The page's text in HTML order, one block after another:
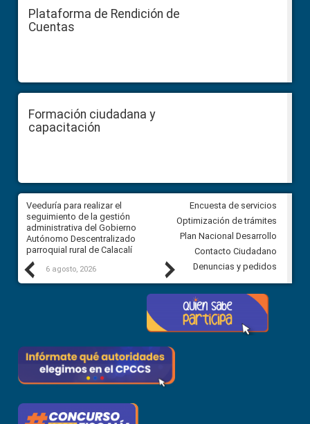
Plataforma de Rendición de
Cuentas
Formación ciudadana y
capacitación
Previous
Veeduría para realizar el
seguimiento de la gestión
administrativa del Gobierno
Autónomo Descentralizado
parroquial rural de Calacalí
6 agosto, 2026
Veeduría para vigilar los
derivados de la Audiencia
comunidad Urbina, parroquia
Carolina
5 agosto, 2026
Next
Encuesta de servicios
Optimización de trámites
Plan Nacional Desarrollo
Contacto Ciudadano
Denuncias y pedidos